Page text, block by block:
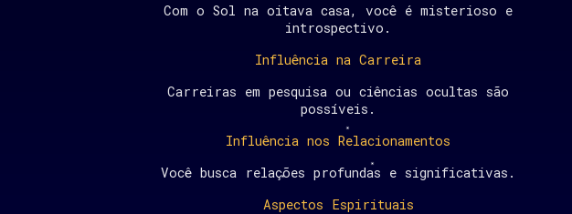
Com o Sol na oitava casa, você é misterioso e
introspectivo.
Influência na Carreira
Carreiras em pesquisa ou ciências ocultas são
possíveis.
Influência nos Relacionamentos
Você busca relações profundas e significativas.
Aspectos Espirituais